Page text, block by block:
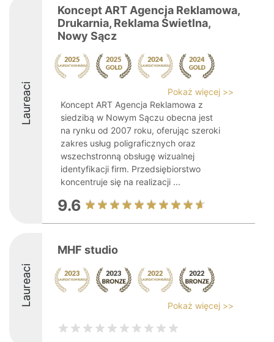
Laureaci
Koncept ART Agencja Reklamowa,
Drukarnia, Reklama Świetlna,
Nowy Sącz
Pokaż więcej >>
Koncept ART Agencja Reklamowa z
siedzibą w Nowym Sączu obecna jest
na rynku od 2007 roku, oferując szeroki
zakres usług poligraficznych oraz
wszechstronną obsługę wizualnej
identyfikacji firm. Przedsiębiorstwo
koncentruje się na realizacji ...
9.6
Laureaci
MHF studio
Pokaż więcej >>